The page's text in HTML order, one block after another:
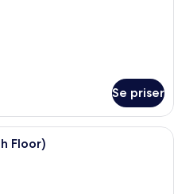
Se priser
Ett hotellrum med två sängar, ett
Floor)